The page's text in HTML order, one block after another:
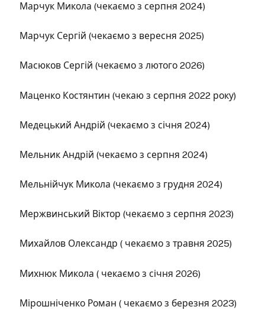
Марчук Микола (чекаємо з серпня 2024)
Марчук Сергій (чекаємо з вересня 2025)
Масюков Сергій (чекаємо з лютого 2026)
Маценко Костянтин (чекаю з серпня 2022 року)
Медецький Андрій (чекаємо з січня 2024)
Мельник Андрій (чекаємо з серпня 2024)
Мельнійчук Микола (чекаємо з грудня 2024)
Мержвинський Віктор (чекаємо з серпня 2023)
Михайлов Олександр ( чекаємо з травня 2025)
Михнюк Микола ( чекаємо з січня 2026)
Мірошніченко Роман ( чекаємо з березня 2023)